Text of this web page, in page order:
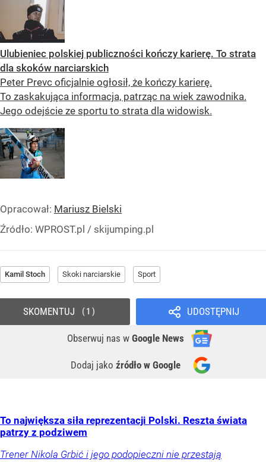
Ulubieniec polskiej publiczności kończy karierę. To strata
dla skoków narciarskich
Peter Prevc oficjalnie ogłosił, że kończy karierę.
To zaskakująca informacja, patrząc na wiek zawodnika.
Jego odejście ze sportu to strata dla widowisk.
Opracował: Mariusz Bielski
Źródło: WPROST.pl / skijumping.pl
Kamil Stoch Skoki narciarskie Sport
UDOSTĘPNIJ
Obserwuj nas w Google News
Dodaj jako źródło w Google
SKOMENTUJ 1
To największa siła reprezentacji Polski. Reszta świata
patrzy z podziwem
Trener Nikola Grbić i jego podopieczni nie przestają